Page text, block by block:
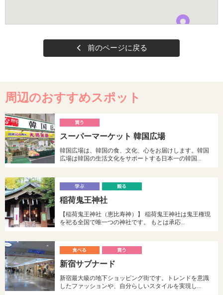
前のページに戻る
周辺のおすすめスポット
う
スーパーマーケット 韓国広場
韓国広場は、韓国の食、文化、心をお届けします。韓国
広場は韓国の生活文化をサポートする日本一の韓国…
ぶ
る
稲荷鬼王神社
【稲荷鬼王神社（恵比寿神）】 稲荷鬼王神社は鬼王権現
を祀る全国で唯一つの神社です。 もとは承応…
べる
う
新宿サブナード
新宿最大級の地下ショッピング街です。トレンドを意識
したファッションや、自分らしいスタイルを実現し…